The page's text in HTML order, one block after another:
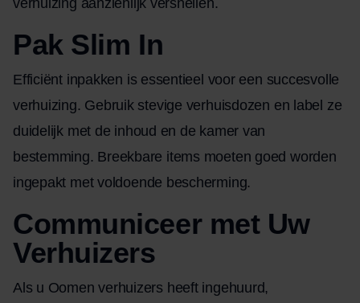
Pak Slim In
Efficiënt inpakken is essentieel voor een succesvolle
verhuizing. Gebruik stevige verhuisdozen en label ze
duidelijk met de inhoud en de kamer van
bestemming. Breekbare items moeten goed worden
ingepakt met voldoende bescherming.
Communiceer met Uw
Verhuizers
Als u Oomen verhuizers heeft ingehuurd,